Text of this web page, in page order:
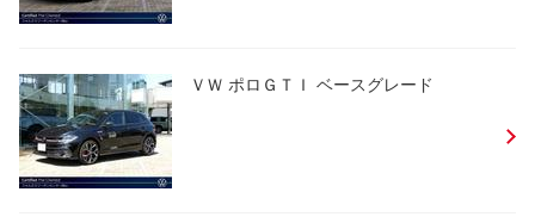
ＶＷ ポロＧＴＩ ベースグレード